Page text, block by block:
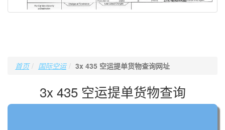
首页 国际空运 3x 435 空运提单货物查询网址
3x 435 空运提单货物查询